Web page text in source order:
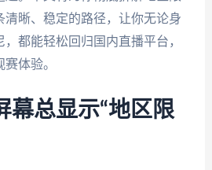
清晰、稳定的路径，让你无论身
都能轻松回归国内直播平台，
体验。
幕总显示“地区限